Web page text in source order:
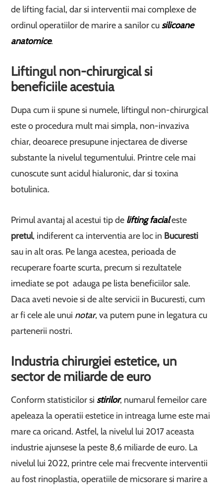
de lifting facial, dar si interventii mai complexe de
ordinul operatiilor de marire a sanilor cusilicoane
anatomice.
Liftingul non-chirurgical si
beneficiile acestuia
Dupa cum ii spune si numele, liftingul non-chirurgical
este o procedura mult mai simpla, non-invaziva
chiar, deoarece presupune injectarea de diverse
substante la nivelul tegumentului. Printre cele mai
cunoscute sunt acidul hialuronic, dar si toxina
botulinica.
Primul avantaj al acestui tip de lifting facialeste
pretul, indiferent ca interventia are loc in Bucuresti
sau in alt oras. Pe langa acestea, perioada de
recuperare foarte scurta, precum si rezultatele
imediate se pot adauga pe lista beneficiilor sale.
Daca aveti nevoie si de alte servicii in Bucuresti, cum
ar fi cele ale unui notar, va putem pune in legatura cu
partenerii nostri.
Industria chirurgiei estetice, un
sector de miliarde de euro
Conform statisticilor sistirilor, numarul femeilor care
apeleaza la operatii estetice in intreaga lume este mai
mare ca oricand. Astfel, la nivelul lui 2017 aceasta
industrie ajunsese la peste 8,6 miliarde de euro. La
nivelul lui 2022, printre cele mai frecvente interventii
au fost rinoplastia, operatiile de micsorare si marire a